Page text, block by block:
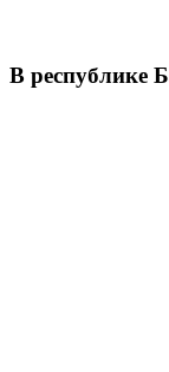
В республике